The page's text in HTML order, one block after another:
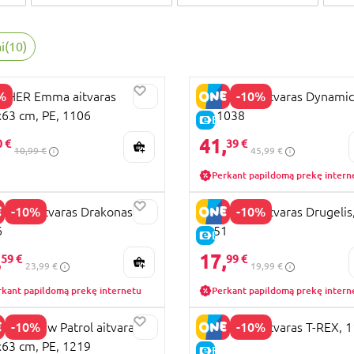
(10)
Emma aitvaras
cm, PE, 1106
€
10,99 €
-10%
E-KAINA
GUNTHER aitvaras Dynamic
m, 1038
41,39 €
45,99 €
Perkant papildomą prekę
-10%aitvaras Drakonas 3D,
59 €
23,99 €
papildomą prekę internetu
-10%
E-KAINA
GUNTHER aitvaras Drugelis,
1151
17,99 €
19,99 €
Perkant papildomą prekę
-10%Paw Patrol aitvaras
cm, PE, 1219
-10%
E-KAINA
GUNTHER aitvaras T-REX,